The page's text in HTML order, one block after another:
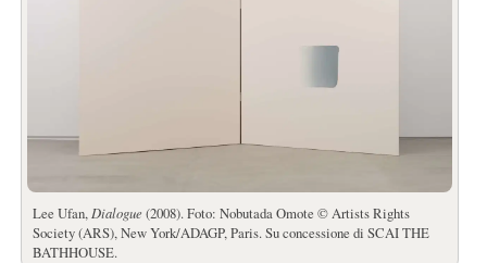
Lee Ufan, Dialogue (2008). Foto: Nobutada Omote © Artists Rights
Society (ARS), New York/ADAGP, Paris. Su concessione di SCAI THE
BATHHOUSE.